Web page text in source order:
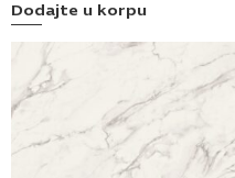
Dodajte u korpu